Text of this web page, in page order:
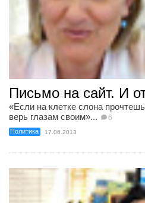
Письмо на сайт. И
«Если на клетке слона
верь глазам своим»...
6
Политика 17.06.2013